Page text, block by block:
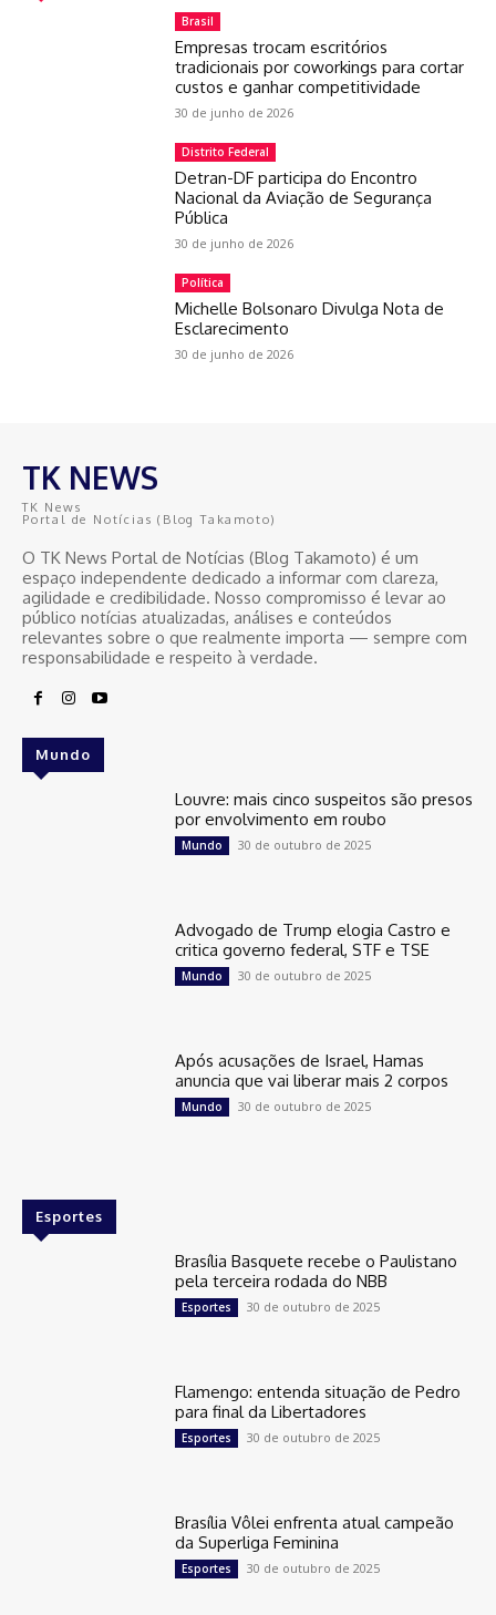
Brasil
Empresas trocam escritórios
tradicionais por coworkings para cortar
custos e ganhar competitividade
30 de junho de 2026
Distrito Federal
Detran-DF participa do Encontro
Nacional da Aviação de Segurança
Pública
30 de junho de 2026
Política
Michelle Bolsonaro Divulga Nota de
Esclarecimento
30 de junho de 2026
TK NEWS
TK News
Portal de Notícias (Blog Takamoto)
O TK News Portal de Notícias (Blog Takamoto) é um
espaço independente dedicado a informar com clareza,
agilidade e credibilidade. Nosso compromisso é levar ao
público notícias atualizadas, análises e conteúdos
relevantes sobre o que realmente importa — sempre com
responsabilidade e respeito à verdade.
Mundo
Louvre: mais cinco suspeitos são presos
por envolvimento em roubo
Mundo 30 de outubro de 2025
Advogado de Trump elogia Castro e
critica governo federal, STF e TSE
Mundo 30 de outubro de 2025
Após acusações de Israel, Hamas
anuncia que vai liberar mais 2 corpos
Mundo 30 de outubro de 2025
Esportes
Brasília Basquete recebe o Paulistano
pela terceira rodada do NBB
Esportes 30 de outubro de 2025
Flamengo: entenda situação de Pedro
para final da Libertadores
Esportes 30 de outubro de 2025
Brasília Vôlei enfrenta atual campeão
da Superliga Feminina
Esportes 30 de outubro de 2025